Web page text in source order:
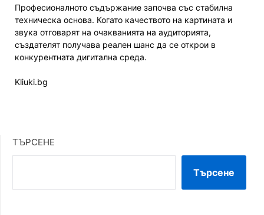
Професионалното съдържание започва със стабилна
техническа основа. Когато качеството на картината и
звука отговарят на очакванията на аудиторията,
създателят получава реален шанс да се открои в
конкурентната дигитална среда.
Kliuki.bg
ТЪРСЕНЕ
Търсене